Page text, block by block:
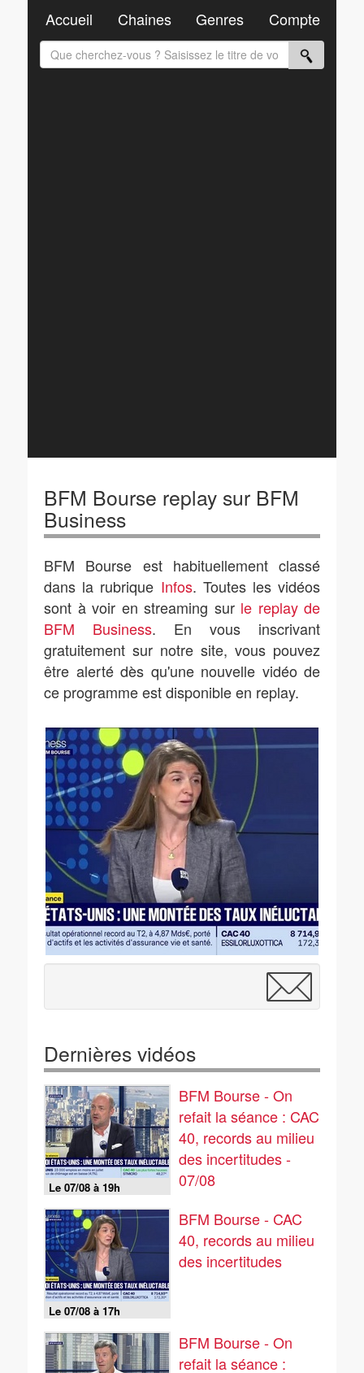
BFM Bourse replay sur BFM
Business
BFM Bourse est habituellement classé
dans la rubrique Infos. Toutes les vidéos
sont à voir en streaming sur le replay de
BFM Business. En vous inscrivant
gratuitement sur notre site, vous pouvez
être alerté dès qu'une nouvelle vidéo de
ce programme est disponible en replay.
Dernières vidéos
Le 07/08 à 19h
BFM Bourse - On
refait la séance : CAC
40, records au milieu
des incertitudes -
07/08
Le 07/08 à 17h
BFM Bourse - CAC
40, records au milieu
des incertitudes
BFM Bourse - On
refait la séance :
Accueil Chaines Genres Compte